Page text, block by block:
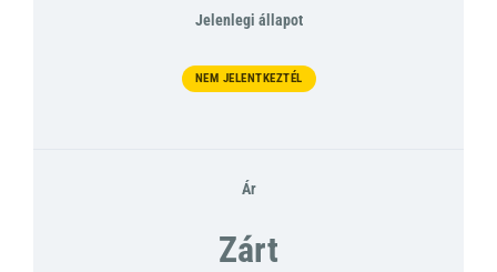
Jelenlegi állapot
NEM JELENTKEZTÉL
Ár
Zárt